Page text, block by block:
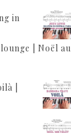
in
| Noël au
|